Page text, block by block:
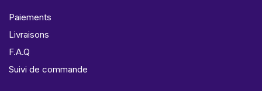
Paiements
Livraisons
F.A.Q
Suivi de commande